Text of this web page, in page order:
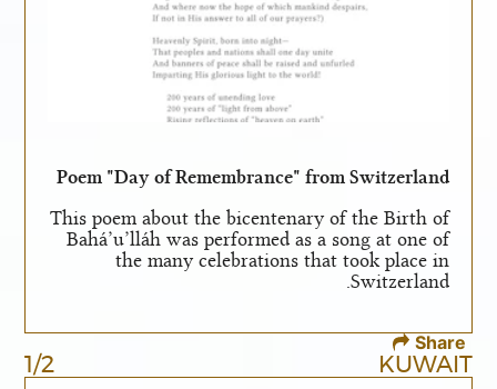
Poem "Day of Remembrance" from Switzerland
This poem about the bicentenary of the Birth of
Bahá’u’lláh was performed as a song at one of
the many celebrations that took place in
Switzerland.
Share
KUWAIT
1/2